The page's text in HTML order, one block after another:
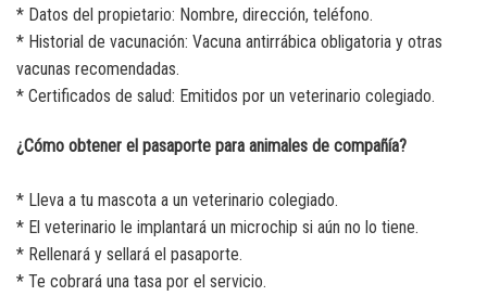
* Datos del propietario: Nombre, dirección, teléfono.
* Historial de vacunación: Vacuna antirrábica obligatoria y otras
vacunas recomendadas.
* Certificados de salud: Emitidos por un veterinario colegiado.
¿Cómo obtener el pasaporte para animales de compañía?
* Lleva a tu mascota a un veterinario colegiado.
* El veterinario le implantará un microchip si aún no lo tiene.
* Rellenará y sellará el pasaporte.
* Te cobrará una tasa por el servicio.